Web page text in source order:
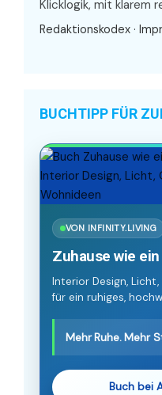
Klicklogik, mit klarem
Redaktionskodex ·
BUCHTIPP FÜR
VON INFINITY.LIVING
Zuhause wie
Interior Design,
für ein ruhiges,
Mehr Ruhe. Mehr
Buch bei